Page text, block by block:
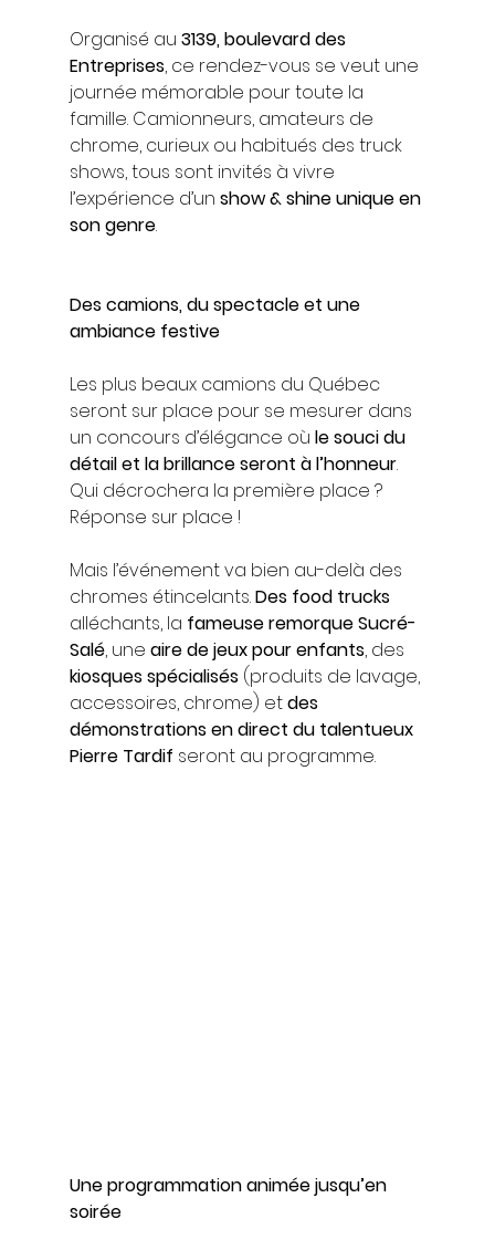
Organisé au 3139, boulevard des
Entreprises, ce rendez-vous se veut une
journée mémorable pour toute la
famille. Camionneurs, amateurs de
chrome, curieux ou habitués des truck
shows, tous sont invités à vivre
l’expérience d’un show & shine unique en
son genre.
Des camions, du spectacle et une
ambiance festive
Les plus beaux camions du Québec
seront sur place pour se mesurer dans
un concours d’élégance où le souci du
détail et la brillance seront à l’honneur.
Qui décrochera la première place ?
Réponse sur place !
Mais l’événement va bien au-delà des
chromes étincelants. Des food trucks
alléchants, la fameuse remorque Sucré-
Salé, une aire de jeux pour enfants, des
kiosques spécialisés (produits de lavage,
accessoires, chrome) et des
démonstrations en direct du talentueux
Pierre Tardif seront au programme.
Une programmation animée jusqu’en
soirée